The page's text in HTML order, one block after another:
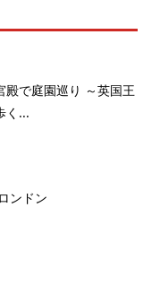
殿で庭園巡り ～英国王
く...
ンドン